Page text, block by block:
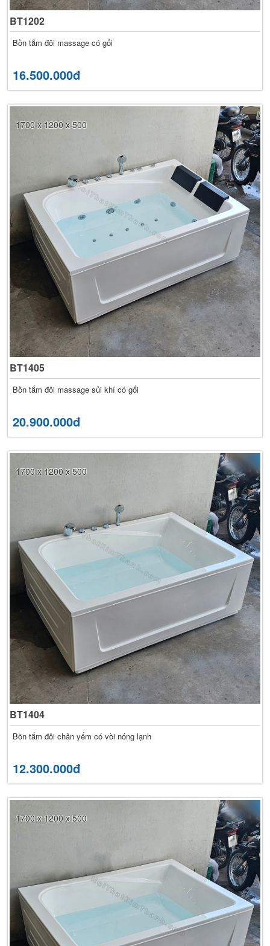
BT1202
Bồn tắm đôi massage có gối
16.500.000đ
1700 x 1200 x 500
BT1405
Bồn tắm đôi massage sủi khí có gối
20.900.000đ
1700 x 1200 x 500
BT1404
Bồn tắm đôi chân yếm có vòi nóng lạnh
12.300.000đ
1700 x 1200 x 500